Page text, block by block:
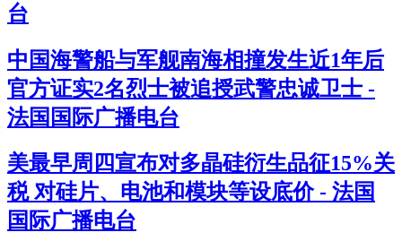
台
中国海警船与军舰南海相撞发生近1年后
官方证实2名烈士被追授武警忠诚卫士 -
法国国际广播电台
美最早周四宣布对多晶硅衍生品征15%关
税 对硅片、电池和模块等设底价 - 法国
国际广播电台